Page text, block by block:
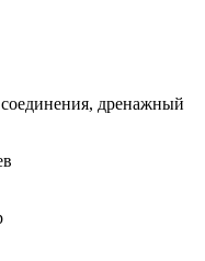
дренажный